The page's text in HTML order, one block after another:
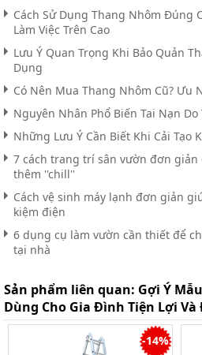
Cách Sử Dụng Thang Nhôm Đúng
Làm Việc Trên Cao
Lưu Ý Quan Trọng Khi Bảo Quản
Dụng
Có Nên Mua Thang Nhôm Cũ? Ưu
Nguyên Nhân Phổ Biến Tai Nạn Do
Những Lưu Ý Cần Biết Khi Cải Tạo
7 cách trang trí sân vườn đơn
thêm ''chill''
Cách vệ sinh máy lạnh đơn giản
kiệm điện
6 dụng cụ làm vườn cần thiết để
tại nhà
Sản phẩm liên quan: Gợi Ý
Dùng Cho Gia Đình Tiện Lợi Và
-14%